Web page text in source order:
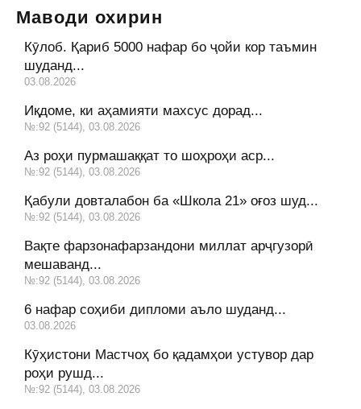
Маводи охирин
Кӯлоб. Қариб 5000 нафар бо ҷойи кор таъмин
шуданд...
03.08.2026
Иқдоме, ки аҳамияти махсус дорад...
№:92 (5144), 03.08.2026
Аз роҳи пурмашаққат то шоҳроҳи аср...
№:92 (5144), 03.08.2026
Қабули довталабон ба «Школа 21» оғоз шуд...
№:92 (5144), 03.08.2026
Вақте фарзонафарзандони миллат арҷгузорӣ
мешаванд...
№:92 (5144), 03.08.2026
6 нафар соҳиби дипломи аъло шуданд...
03.08.2026
Кӯҳистони Мастчоҳ бо қадамҳои устувор дар
роҳи рушд...
№:92 (5144), 03.08.2026